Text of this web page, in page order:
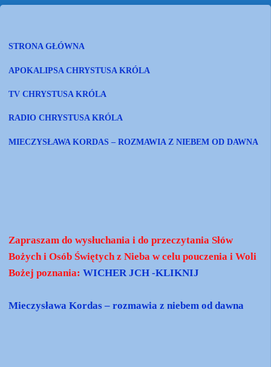
STRONA GŁÓWNA
APOKALIPSA CHRYSTUSA KRÓLA
TV CHRYSTUSA KRÓLA
RADIO CHRYSTUSA KRÓLA
MIECZYSŁAWA KORDAS – ROZMAWIA Z NIEBEM OD DAWNA
Zapraszam do wysłuchania i do przeczytania Słów
Bożych i Osób Świętych z Nieba w celu pouczenia i Woli
Bożej poznania:WICHER JCH -KLIKNIJ
Mieczysława Kordas – rozmawia z niebem od dawna